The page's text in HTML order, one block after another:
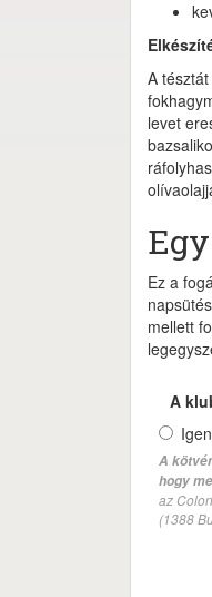
A
levet
Ez a
mellett
A
A
hogy
az
(1388